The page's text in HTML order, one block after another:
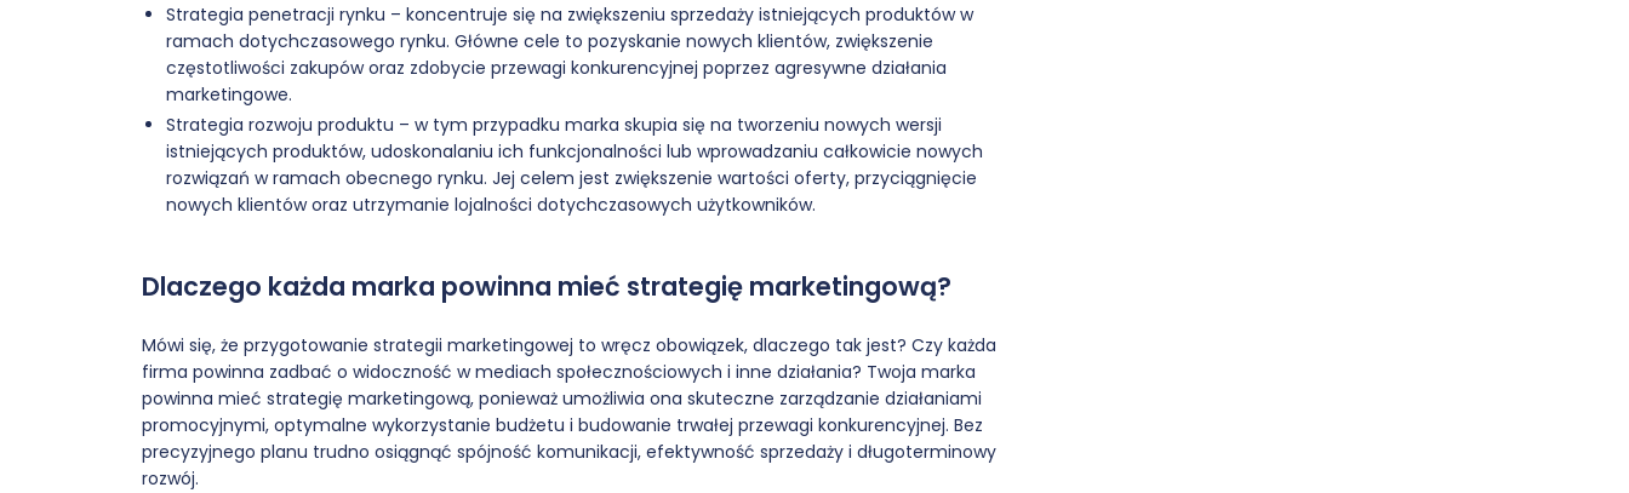
Strategia penetracji rynku – koncentruje się na zwiększeniu sprzedaży istniejących produktów w
ramach dotychczasowego rynku. Główne cele to pozyskanie nowych klientów, zwiększenie
częstotliwości zakupów oraz zdobycie przewagi konkurencyjnej poprzez agresywne działania
marketingowe.
Strategia rozwoju produktu – w tym przypadku marka skupia się na tworzeniu nowych wersji
istniejących produktów, udoskonalaniu ich funkcjonalności lub wprowadzaniu całkowicie nowych
rozwiązań w ramach obecnego rynku. Jej celem jest zwiększenie wartości oferty, przyciągnięcie
nowych klientów oraz utrzymanie lojalności dotychczasowych użytkowników.
Dlaczego każda marka powinna mieć strategię marketingową?
Mówi się, że przygotowanie strategii marketingowej to wręcz obowiązek, dlaczego tak jest? Czy każda
firma powinna zadbać o widoczność w mediach społecznościowych i inne działania? Twoja marka
powinna mieć strategię marketingową, ponieważ umożliwia ona skuteczne zarządzanie działaniami
promocyjnymi, optymalne wykorzystanie budżetu i budowanie trwałej przewagi konkurencyjnej. Bez
precyzyjnego planu trudno osiągnąć spójność komunikacji, efektywność sprzedaży i długoterminowy
rozwój.